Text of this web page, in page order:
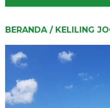
BERANDA / KELILING